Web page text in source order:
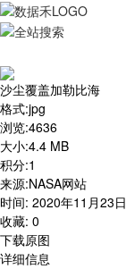
沙尘覆盖加勒比海
格式:jpg
浏览:4636
大小:4.4 MB
积分:1
来源:NASA网站
时间: 2020年11月23日
收藏: 0
下载原图
详细信息